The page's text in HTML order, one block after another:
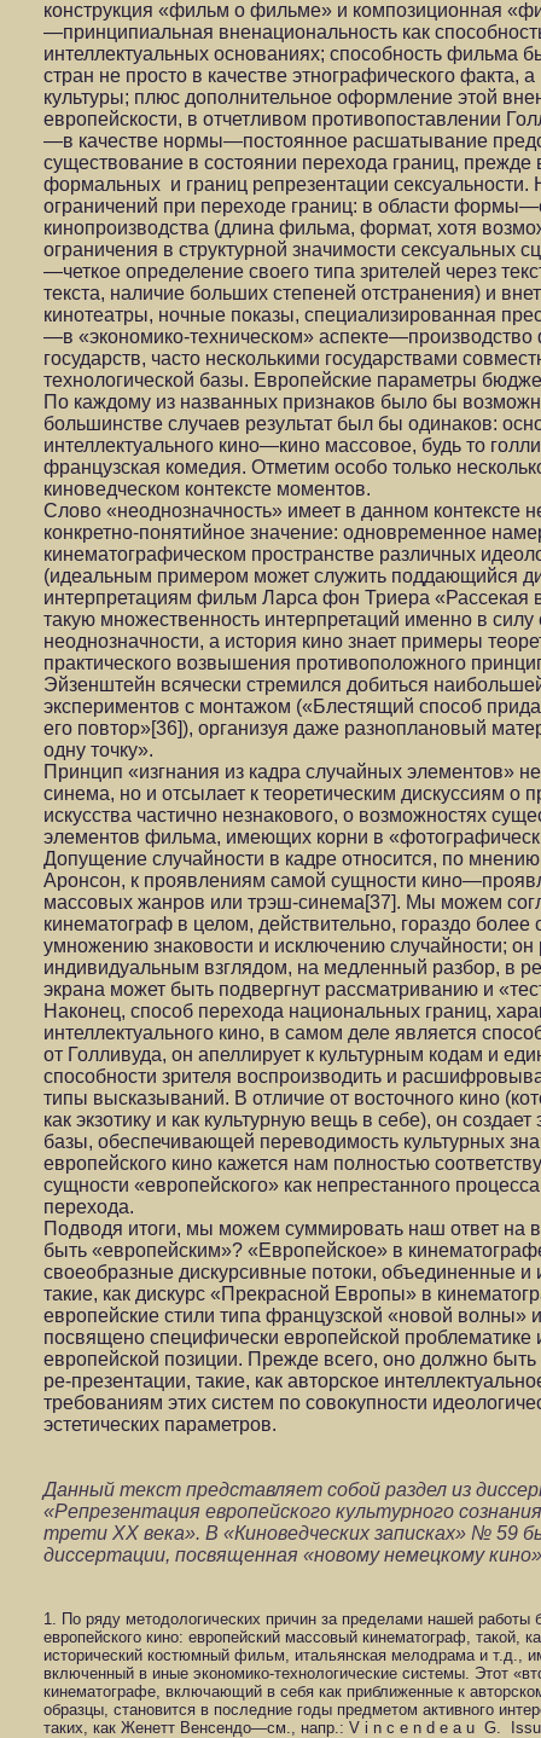
конструкция «фильм о фильме» и композиционная
—принципиальная вненациональность как
интеллектуальных основаниях; способность фильма
стран не просто в качестве этнографического факта,
культуры; плюс дополнительное оформление этой
европейскости, в отчетливом противопоставлении
—в качестве нормы—постоянное расшатывание
существование в состоянии перехода границ, прежде
формальных и границ репрезентации сексуальности.
ограничений при переходе границ: в области
кинопроизводства (длина фильма, формат, хотя
ограничения в структурной значимости сексуальных
—четкое определение своего типа зрителей через
текста, наличие больших степеней отстранения) и
кинотеатры, ночные показы, специализированная
—в «экономико-техническом»
государств, часто несколькими государствами
технологической базы. Европейские параметры
По каждому из названных признаков было бы
большинстве случаев результат был бы одинаков:
интеллектуального кино—кино массовое, будь то
французская комедия. Отметим особо только
киноведческом контексте моментов.
Слово «неоднозначность» имеет в данном контексте
конкретно-понятийное значение: одновременное
кинематографическом пространстве различных
(идеальным примером может служить поддающийся
интерпретациям фильм Ларса фон Триера «Рассекая
такую множественность интерпретаций именно в силу
неоднозначности, а история кино знает примеры
практического возвышения противоположного
Эйзенштейн всячески стремился добиться
экспериментов с монтажом («Блестящий способ
его повтор»[36]), организуя даже разноплановый
одну точку».
Принцип «изгнания из кадра случайных элементов»
синема, но и отсылает к теоретическим дискуссиям о
искусства частично незнакового, о возможностях
элементов фильма, имеющих корни в
Допущение случайности в кадре относится, по
Аронсон, к проявлениям самой сущности
массовых жанров или трэш-синема[37]. Мы можем
кинематограф в целом, действительно, гораздо более
умножению знаковости и исключению случайности; он
индивидуальным взглядом, на медленный разбор, в
экрана может быть подвергнут рассматриванию и
Наконец, способ перехода национальных границ,
интеллектуального кино, в самом деле является
от Голливуда, он апеллирует к культурным кодам и
способности зрителя воспроизводить и
типы высказываний. В отличие от восточного кино
как экзотику и как культурную вещь в себе), он
базы, обеспечивающей переводимость культурных
европейского кино кажется нам полностью
сущности «европейского» как непрестанного
перехода.
Подводя итоги, мы можем суммировать наш ответ на
быть «европейским»? «Европейское» в
своеобразные дискурсивные потоки, объединенные и
такие, как дискурс «Прекрасной Европы» в
европейские стили типа французской «новой волны»
посвящено специфически европейской проблематике
европейской позиции. Прежде всего, оно должно
ре-презентации, такие, как авторское
требованиям этих систем по совокупности
эстетических параметров.
Данный текст представляет собой раздел из
«Репрезентация европейского культурного
трети ХХ века». В «Киноведческих записках» № 59
диссертации, посвященная «новому немецкому
1. По ряду методологических причин за пределами нашей работы
европейского кино: европейский массовый кинематограф, такой,
исторический костюмный фильм, итальянская мелодрама и т.д.,
включенный в иные экономико-технологические системы. Этот
кинематографе, включающий в себя как приближенные к
образцы, становится в последние годы предметом активного
таких, как Женетт Венсендо—см., напр.: V i n c e n d e a u G.